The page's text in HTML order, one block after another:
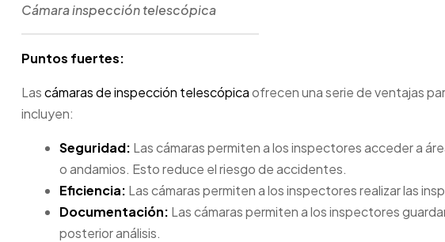
Cámara inspección telescópica
Puntos fuertes:
Lascámaras de inspección telescópicaofrecen una serie de ventajas
incluyen:
Seguridad: Las cámaras permiten a los inspectores acceder a
o andamios. Esto reduce el riesgo de accidentes.
Eficiencia: Las cámaras permiten a los inspectores realizar las
Documentación: Las cámaras permiten a los inspectores
posterior análisis.